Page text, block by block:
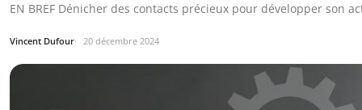
EN BREF Dénicher des contacts précieux pour développer son
Vincent Dufour 20 décembre 2024